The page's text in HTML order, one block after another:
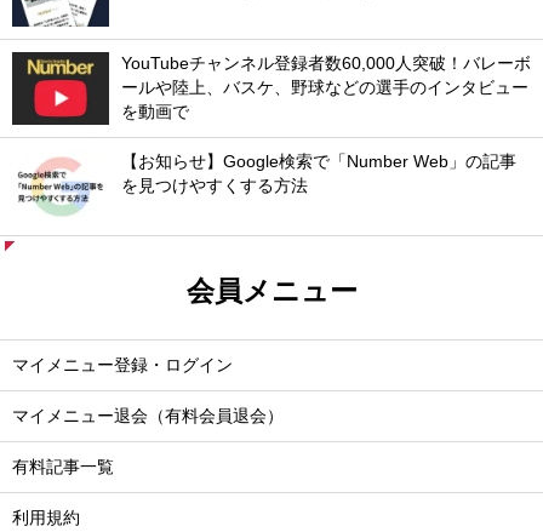
YouTubeチャンネル登録者数60,000人突破！バレーボ
ールや陸上、バスケ、野球などの選手のインタビュー
を動画で
【お知らせ】Google検索で「Number Web」の記事
を見つけやすくする方法
会員メニュー
マイメニュー登録・ログイン
マイメニュー退会（有料会員退会）
有料記事一覧
利用規約